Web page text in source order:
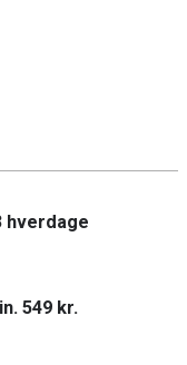
hverdage
549 kr.